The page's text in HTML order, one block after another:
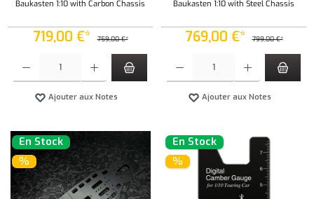
Baukasten 1:10 with Carbon Chassis
719,00 €* 759,00 €*
Ajouter aux Notes
Baukasten 1:10 with Steel Chassis
769,00 €* 799,00 €*
Ajouter aux Notes
En Stock
%
En Stock
%